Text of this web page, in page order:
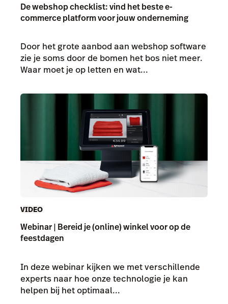
De webshop checklist: vind het beste e-
commerce platform voor jouw onderneming
Door het grote aanbod aan webshop software
zie je soms door de bomen het bos niet meer.
Waar moet je op letten en wat...
VIDEO
Webinar | Bereid je (online) winkel voor op de
feestdagen
In deze webinar kijken we met verschillende
experts naar hoe onze technologie je kan
helpen bij het optimaal...